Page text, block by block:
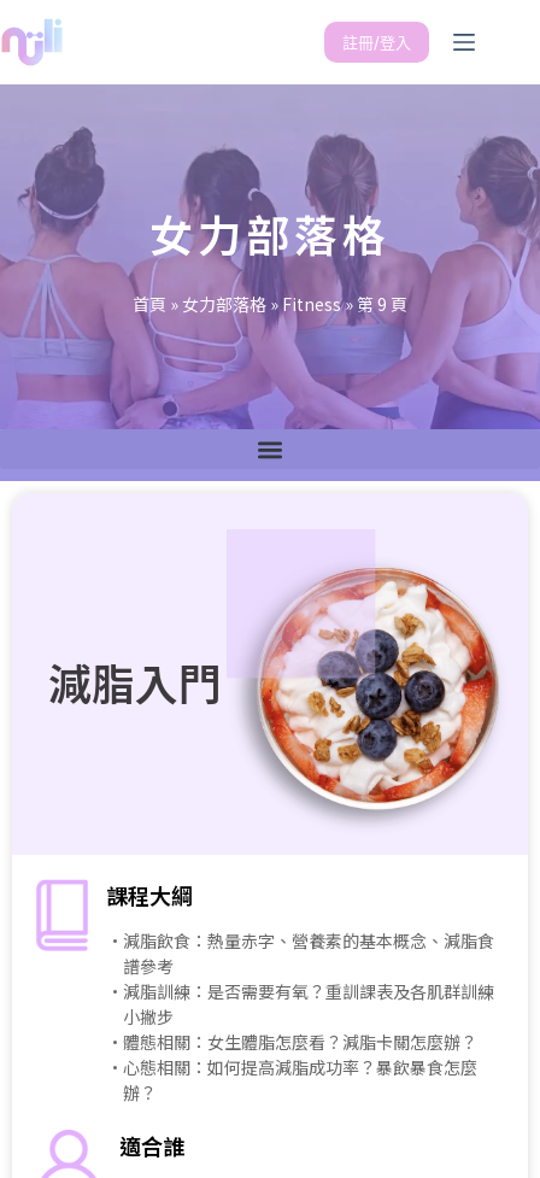
註冊/登入
女力部落格
首頁 » 女力部落格 » Fitness» 第 9 頁
減脂入門
課程大綱
・減脂飲食：熱量赤字、營養素的基本概念、減脂食
譜參考
・減脂訓練：是否需要有氧？重訓課表及各肌群訓練
小撇步
・體態相關：女生體脂怎麼看？減脂卡關怎麼辦？
・心態相關：如何提高減脂成功率？暴飲暴食怎麼
辦？
適合誰